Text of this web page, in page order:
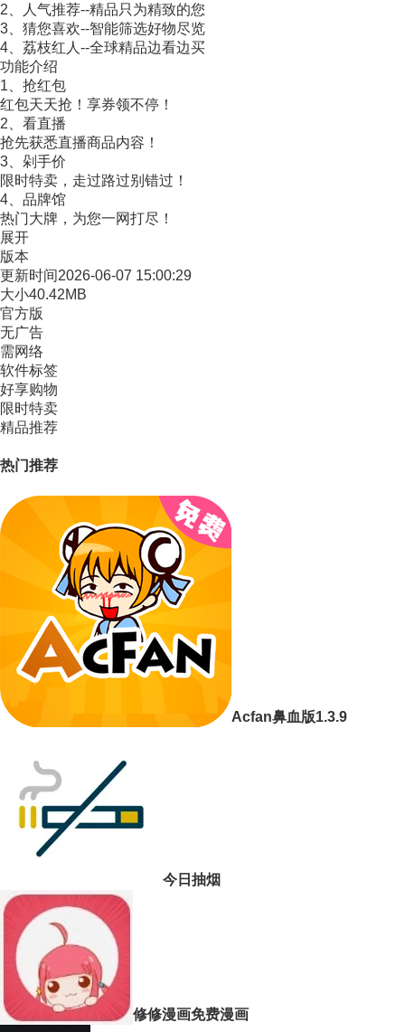
2、人气推荐--精品只为精致的您
3、猜您喜欢--智能筛选好物尽览
4、荔枝红人--全球精品边看边买
功能介绍
1、抢红包
红包天天抢！享券领不停！
2、看直播
抢先获悉直播商品内容！
3、剁手价
限时特卖，走过路过别错过！
4、品牌馆
热门大牌，为您一网打尽！
展开
版本
更新时间2026-06-07 15:00:29
大小40.42MB
官方版
无广告
需网络
软件标签
好享购物
限时特卖
精品推荐
热门推荐
Acfan鼻血版1.3.9
今日抽烟
修修漫画免费漫画